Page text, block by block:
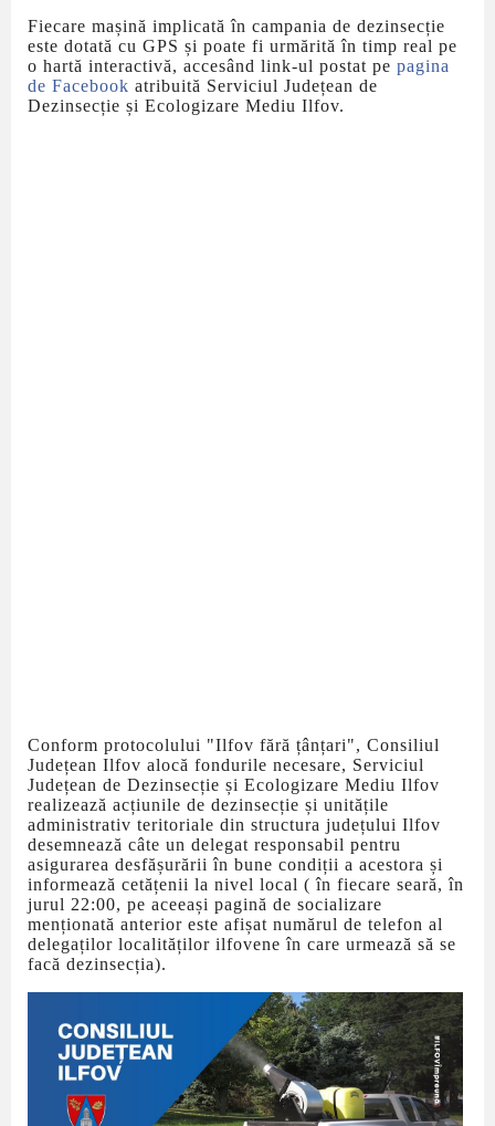
Fiecare mașină implicată în campania de dezinsecție
este dotată cu GPS și poate fi urmărită în timp real pe
o hartă interactivă, accesând link-ul postat pe pagina
de Facebook atribuită Serviciul Județean de
Dezinsecție și Ecologizare Mediu Ilfov.
Conform protocolului "Ilfov fără țânțari", Consiliul
Județean Ilfov alocă fondurile necesare, Serviciul
Județean de Dezinsecție și Ecologizare Mediu Ilfov
realizează acțiunile de dezinsecție și unitățile
administrativ teritoriale din structura județului Ilfov
desemnează câte un delegat responsabil pentru
asigurarea desfășurării în bune condiții a acestora și
informează cetățenii la nivel local ( în fiecare seară, în
jurul 22:00, pe aceeași pagină de socializare
menționată anterior este afișat numărul de telefon al
delegaților localităților ilfovene în care urmează să se
facă dezinsecția).